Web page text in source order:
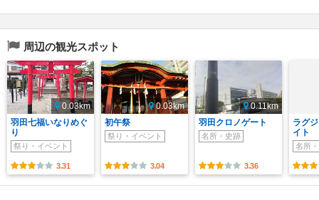
周辺の観光スポット
0.03km
羽田七福いなりめぐ
り
祭り・イベント
3.31
0.03km
初午祭
祭り・イベント
3.04
0.11km
羽田クロノゲート
名所・史跡
3.36
ラグ
イト
名所